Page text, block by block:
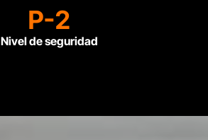
P-2
Nivel de seguridad